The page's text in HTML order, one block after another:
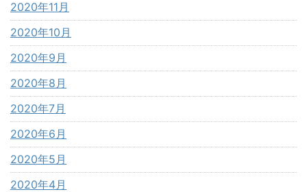
2020年11月
2020年10月
2020年9月
2020年8月
2020年7月
2020年6月
2020年5月
2020年4月